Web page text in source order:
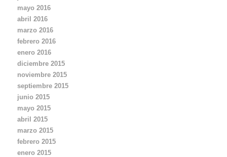
mayo 2016
abril 2016
marzo 2016
febrero 2016
enero 2016
diciembre 2015
noviembre 2015
septiembre 2015
junio 2015
mayo 2015
abril 2015
marzo 2015
febrero 2015
enero 2015